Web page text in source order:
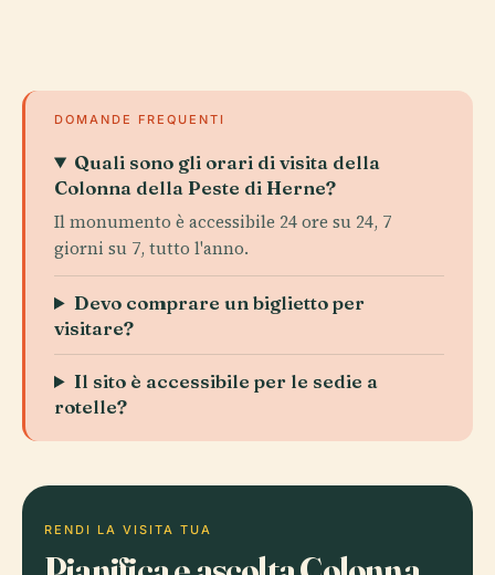
DOMANDE FREQUENTI
Quali sono gli orari di visita della
Colonna della Peste di Herne?
Il monumento è accessibile 24 ore su 24, 7
giorni su 7, tutto l'anno.
Devo comprare un biglietto per
visitare?
Il sito è accessibile per le sedie a
rotelle?
RENDI LA VISITA TUA